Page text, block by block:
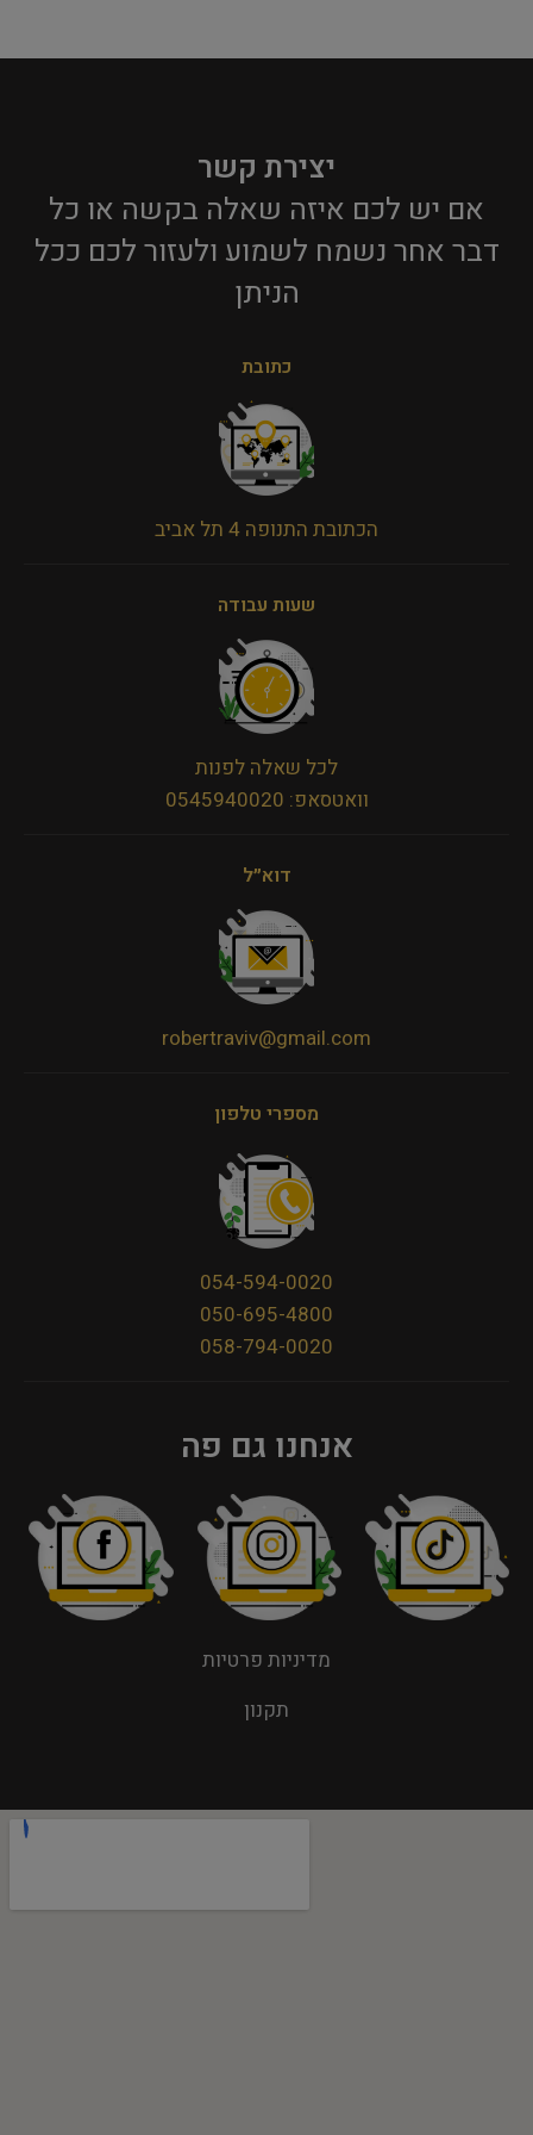
יצירת קשר
אם יש לכם איזה שאלה בקשה או כל
דבר אחר נשמח לשמוע ולעזור לכם ככל
הניתן​
כתובת
הכתובת התנופה 4 תל אביב
שעות עבודה
לכל שאלה לפנות
וואטסאפ: 0545940020
דוא״ל
robertraviv@gmail.com
מספרי טלפון
054-594-0020
050-695-4800
058-794-0020
אנחנו גם פה
מדיניות פרטיות
תקנון